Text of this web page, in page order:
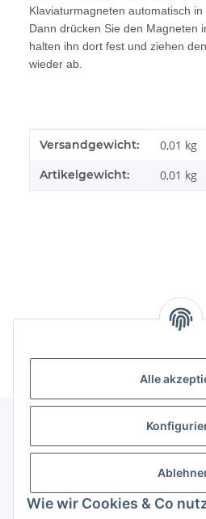
Alle
Wie wir Cookies & Co
Klaviaturmagneten automatisch in
Dann drücken Sie den Magneten
halten ihn dort fest und ziehen
wieder ab.
Produkteigenschaft
Wert
Versandgewicht: 0,01 kg
Artikelgewicht: 0,01 kg
Kategorien
Informationen
Gesetzliche Informationen